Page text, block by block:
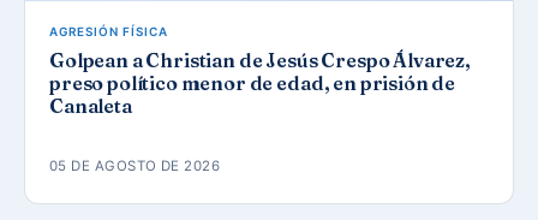
AGRESIÓN FÍSICA
Golpean a Christian de Jesús Crespo Álvarez,
preso político menor de edad, en prisión de
Canaleta
05 DE AGOSTO DE 2026